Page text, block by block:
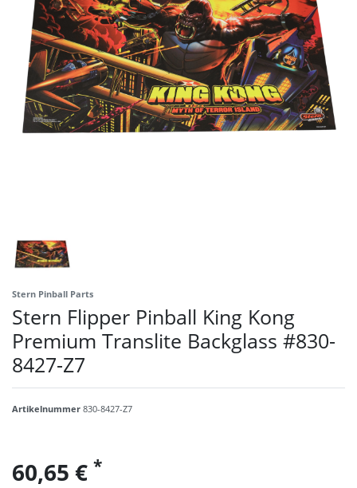
Stern Pinball Parts
Stern Flipper Pinball King Kong
Premium Translite Backglass #830-
8427-Z7
Artikelnummer 830-8427-Z7
60,65 € *